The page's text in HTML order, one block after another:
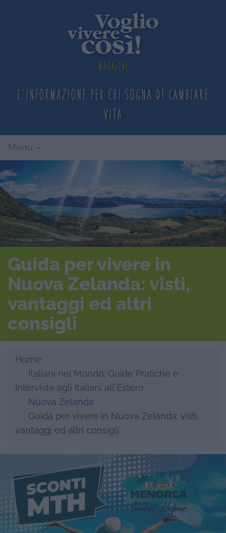
Magazine
L'informazione per chi sogna di cambiare
vita
Menu
Guida per vivere in
Nuova Zelanda: visti,
vantaggi ed altri
consigli
Home
Italiani nel Mondo: Guide Pratiche e
Interviste agli Italiani all'Estero
Nuova Zelanda
Guida per vivere in Nuova Zelanda: visti,
vantaggi ed altri consigli